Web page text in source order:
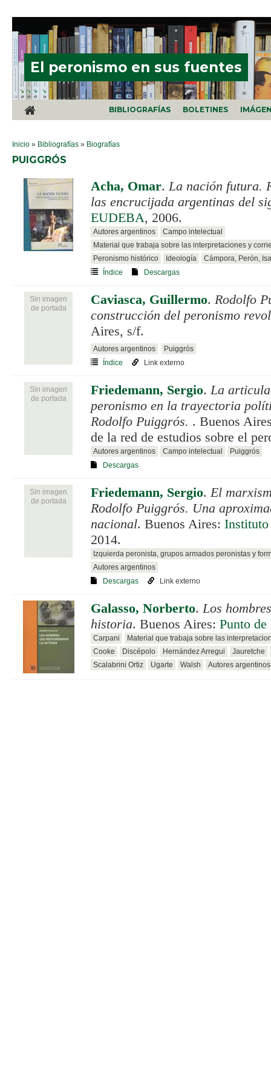
El peronismo en sus fuentes
BIBLIOGRAFÍAS BOLETINES
SE ENCUENTRA USTED AQUÍ
Inicio » Bibliografías » Biografías
PUIGGRÓS
Acha, Omar.La nación futura.
las encrucijada argentinas del
EUDEBA, 2006.
Autores argentinos
Campo intelectual
Material que trabaja sobre las interpretaciones y
Peronismo histórico
Ideología
Cámpora, Perón,
Índice
Descargas
Sin imagen
de portada
Caviasca, Guillermo. Rodolfo
construcción del peronismo
Aires, s/f.
Autores argentinos
Puiggrós
Índice
Link externo
Sin imagen
de portada
Friedemann, Sergio.La
peronismo en la trayectoria
Rodolfo Puiggrós. . Buenos
de la red de estudios sobre el
Autores argentinos Campo intelectual
Puiggrós
Descargas
Sin imagen
de portada
Friedemann, Sergio.El
Rodolfo Puiggrós. Una
nacional. Buenos Aires:
2014.
Izquierda peronista, grupos armados peronistas y
Autores argentinos
Descargas
Link externo
Galasso, Norberto.Los
historia. Buenos Aires: Punto de
Carpani
Material que trabaja sobre las
Cooke
Discépolo Hernández Arregui
Jauretche
Scalabrini Ortiz
Ugarte Walsh Autores argentinos